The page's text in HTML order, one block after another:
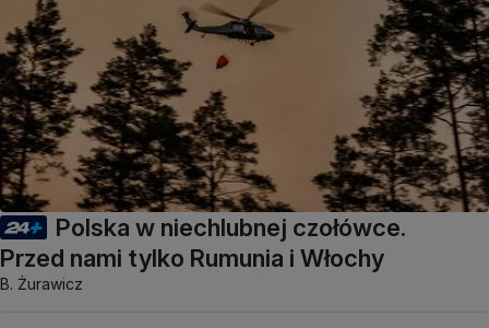
Polska w niechlubnej czołówce.
Przed nami tylko Rumunia i Włochy
B. Żurawicz